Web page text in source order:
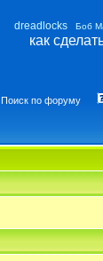
dreadlocks Боб
как
Поиск по форуму